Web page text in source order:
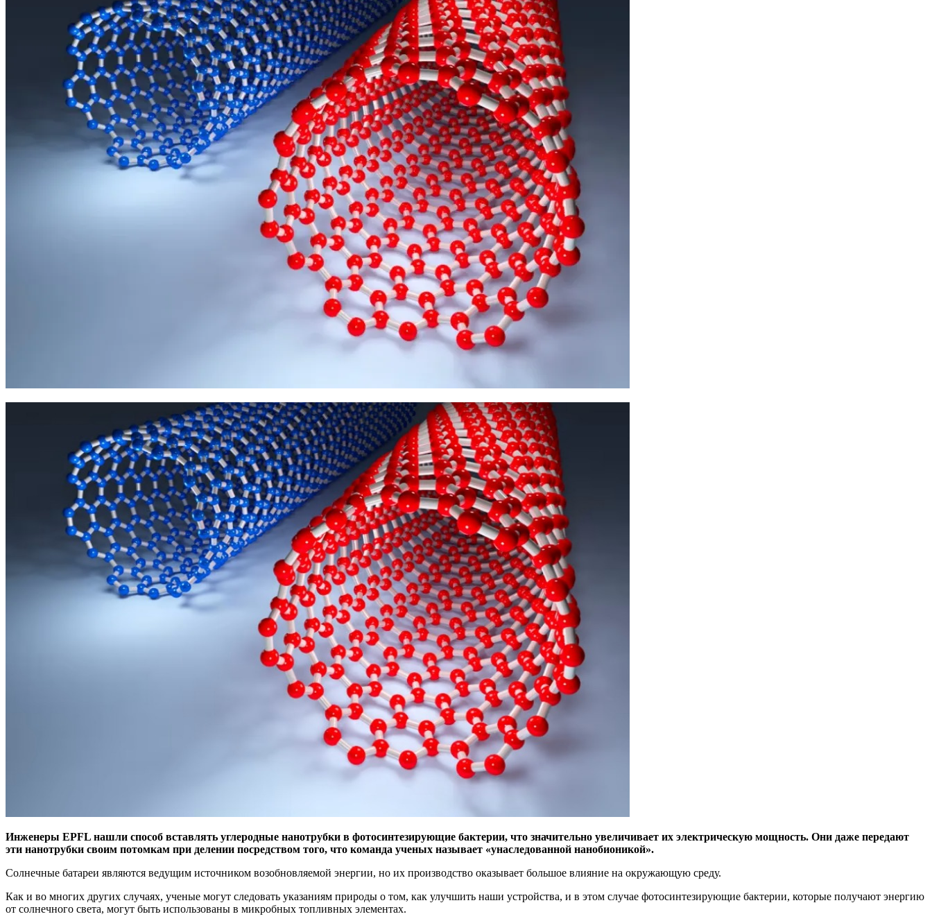
Инженеры EPFL нашли способ вставлять углеродные нанотрубки в фотосинтезирующие бактерии, что значительно увеличивает их электрическую мощность. Они даже передают
эти нанотрубки своим потомкам при делении посредством того, что команда ученых называет «унаследованной нанобионикой».
Солнечные батареи являются ведущим источником возобновляемой энергии, но их производство оказывает большое влияние на окружающую среду.
Как и во многих других случаях, ученые могут следовать указаниям природы о том, как улучшить наши устройства, и в этом случае фотосинтезирующие бактерии, которые получают энергию
от солнечного света, могут быть использованы в микробных топливных элементах.